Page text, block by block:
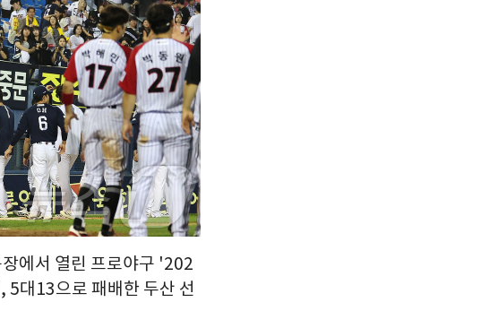
에서 열린 프로야구 '202
5대13으로 패배한 두산 선